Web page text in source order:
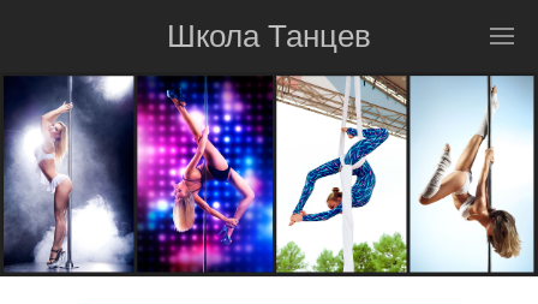
Школа Танцев